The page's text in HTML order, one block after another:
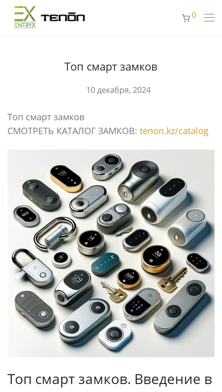
0
Топ смарт замков
10 декабря, 2024
Топ смарт замков
СМОТРЕТЬ КАТАЛОГ ЗАМКОВ: tenon.kz/catalog
Топ смарт замков. Введение в